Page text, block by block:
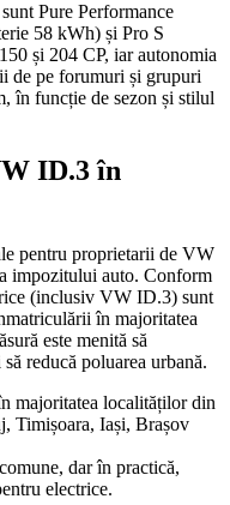
Pure Performance
58 kWh) și Pro S
și 204 CP, iar autonomia
de pe forumuri și grupuri
în funcție de sezon și stilul
ID.3 în
pentru proprietarii de VW
impozitului auto. Conform
(inclusiv VW ID.3) sunt
în majoritatea
este menită să
reducă poluarea urbană.
majoritatea localităților din
Timișoara, Iași, Brașov
dar în practică,
electrice.